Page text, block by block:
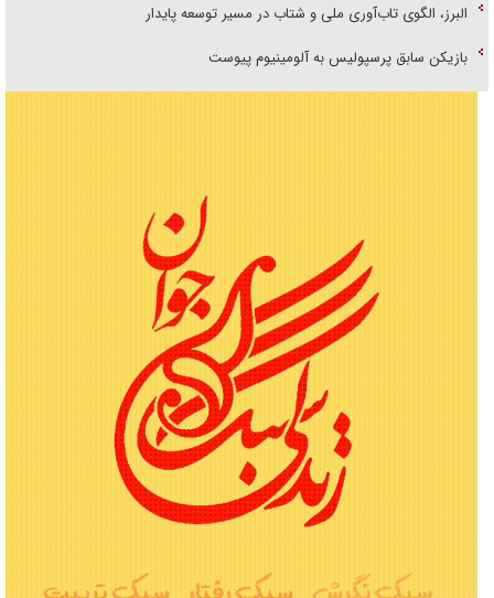
البرز، الگوی تاب‌آوری ملی و شتاب در مسیر توسعه پایدار
بازیکن سابق پرسپولیس به آلومینیوم پیوست